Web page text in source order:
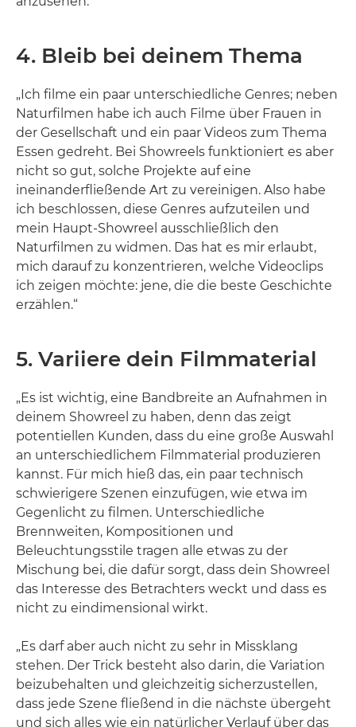
4. Bleib bei deinem Thema
„Ich filme ein paar unterschiedliche Genres; neben
Naturfilmen habe ich auch Filme über Frauen in
der Gesellschaft und ein paar Videos zum Thema
Essen gedreht. Bei Showreels funktioniert es aber
nicht so gut, solche Projekte auf eine
ineinanderfließende Art zu vereinigen. Also habe
ich beschlossen, diese Genres aufzuteilen und
mein Haupt-Showreel ausschließlich den
Naturfilmen zu widmen. Das hat es mir erlaubt,
mich darauf zu konzentrieren, welche Videoclips
ich zeigen möchte: jene, die die beste Geschichte
erzählen.“
5. Variiere dein Filmmaterial
„Es ist wichtig, eine Bandbreite an Aufnahmen in
deinem Showreel zu haben, denn das zeigt
potentiellen Kunden, dass du eine große Auswahl
an unterschiedlichem Filmmaterial produzieren
kannst. Für mich hieß das, ein paar technisch
schwierigere Szenen einzufügen, wie etwa im
Gegenlicht zu filmen. Unterschiedliche
Brennweiten, Kompositionen und
Beleuchtungsstile tragen alle etwas zu der
Mischung bei, die dafür sorgt, dass dein Showreel
das Interesse des Betrachters weckt und dass es
nicht zu eindimensional wirkt.
„Es darf aber auch nicht zu sehr in Missklang
stehen. Der Trick besteht also darin, die Variation
beizubehalten und gleichzeitig sicherzustellen,
dass jede Szene fließend in die nächste übergeht
und sich alles wie ein natürlicher Verlauf über das